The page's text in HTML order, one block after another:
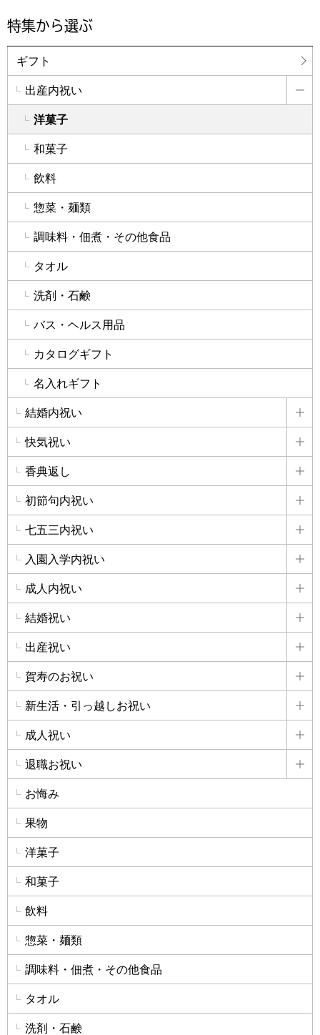
特集から選ぶ
ギフト
出産内祝い
洋菓子
和菓子
飲料
惣菜・麺類
調味料・佃煮・その他食品
タオル
洗剤・石鹸
バス・ヘルス用品
カタログギフト
名入れギフト
結婚内祝い
詳
快気祝い
詳
香典返し
詳
初節句内祝い
詳
七五三内祝い
詳
入園入学内祝い
詳
成人内祝い
詳
結婚祝い
詳
出産祝い
詳
賀寿のお祝い
詳
新生活・引っ越しお祝い
詳
成人祝い
詳
退職お祝い
詳
お悔み
果物
洋菓子
和菓子
飲料
惣菜・麺類
調味料・佃煮・その他食品
タオル
洗剤・石鹸